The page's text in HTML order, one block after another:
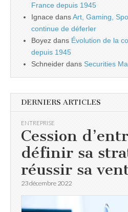
France depuis 1945
Ignace dansArt, Gaming,
continue de déferler
Boyez dans Évolution de la
depuis 1945
Schneider dans Securities
DERNIERS ARTICLES
ENTREPRISE
Cession
définir sa
réussir sa
23 décembre 2022